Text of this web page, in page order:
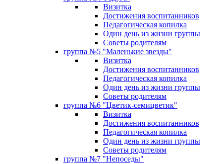
Визитка
Достижения воспитанников
Педагогическая копилка
Один день из жизни группы
Советы родителям
группа №5 "Маленькие звезды"
Визитка
Достижения воспитанников
Педагогическая копилка
Один день из жизни группы
Советы родителям
группа №6 "Цветик-семицветик"
Визитка
Достижения воспитанников
Педагогическая копилка
Один день из жизни группы
Советы родителям
группа №7 "Непоседы"